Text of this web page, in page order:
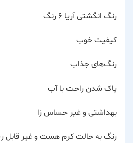
رنگ انگشتی آریا ۶ رنگ
کیفیت خوب
رنگ‌های جذاب
پاک شدن راحت با آب
بهداشتی و غیر حساس زا
رنگ به حالت کرم هست و غیر قابل